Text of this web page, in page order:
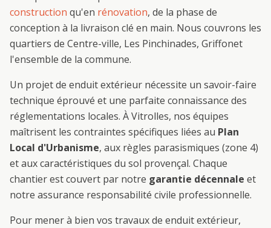
construction qu'en rénovation, de la phase de
conception à la livraison clé en main. Nous couvrons les
quartiers de Centre-ville, Les Pinchinades, Griffonet
l'ensemble de la commune.
Un projet de enduit extérieur nécessite un savoir-faire
technique éprouvé et une parfaite connaissance des
réglementations locales. ÀVitrolles, nos équipes
maîtrisent les contraintes spécifiques liées au Plan
Local d'Urbanisme, aux règles parasismiques (zone 4)
et aux caractéristiques du sol provençal. Chaque
chantier est couvert par notre garantie décennale et
notre assurance responsabilité civile professionnelle.
Pour mener à bien vos travaux de enduit extérieur,